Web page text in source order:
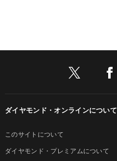
ダイヤモンド・オンラインについて
このサイトについて
ダイヤモンド・プレミアムについて